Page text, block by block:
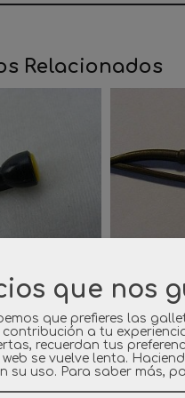
Relacionados
LINTERNA
€
que nos
que prefieres las
a tu
recuerdan tus
se vuelve lenta.
su uso. Para saber más,